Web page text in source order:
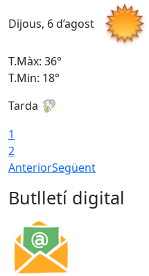
Dijous, 6 d’agost
T.Màx: 36°
T.Min: 18°
Tarda
1
2
AnteriorSegüent
Butlletí digital